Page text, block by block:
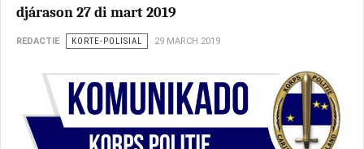
djárason 27 di mart 2019
REDACTIE KORTE-POLISIAL 29 MARCH 2019